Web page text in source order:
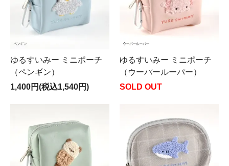
ゆるすいみー ミニポーチ
（ペンギン）
1,400円(税込1,540円)
ゆるすいみー ミニポーチ
（ウーパールーパー）
SOLD OUT